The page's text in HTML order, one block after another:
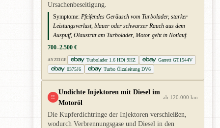
Ursachenbeseitigung.
Symptome: Pfeifendes Geräusch vom Turbolader, starker
Leistungsverlust, blauer oder schwarzer Rauch aus dem
Auspuff, Ölaustritt am Turbolader, Motor geht in Notlauf.
700–2.500 €
ANZEIGE Turbolader 1.6 HDi 9HZ
Garrett GT1544V
0375J6
Turbo Ölzuleitung DV6
!!
Undichte Injektoren mit Diesel im
Motoröl
ab 120.000 km
Die Kupferdichtringe der Injektoren verschleißen,
wodurch Verbrennungsgase und Diesel in den